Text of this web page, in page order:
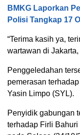
BMKG Laporkan
Polisi Tangkap 17
“Terima kasih ya,
wartawan di Jakarta,
Penggeledahan
pemerasan
Yasin Limpo (SYL).
Penyidik gabungan
terhadap Firli